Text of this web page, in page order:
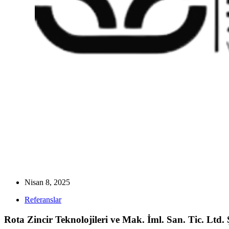
Nisan 8, 2025
Referanslar
Rota Zincir Teknolojileri ve Mak. İml. San. Tic. Ltd.